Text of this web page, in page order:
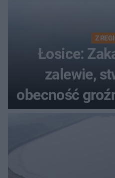
Z
Łosice:
zalewie,
obecność